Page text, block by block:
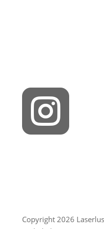

Copyright 2026